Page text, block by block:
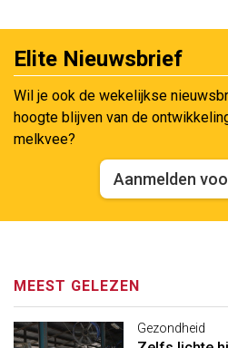
Elite Nieuwsbrief
Wil je ook de wekelijkse
hoogte blijven van de
melkvee?
Aanmelden
MEEST GELEZEN
Gezondheid